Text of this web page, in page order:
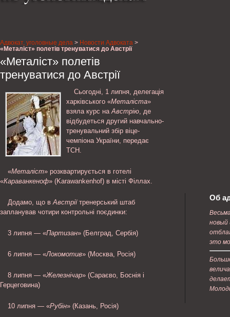
Адвокат, уголовные дела > Новости Адвоката >
«Металіст» полетів тренуватися до Австрії
«Металіст» полетів
тренуватися до Австрії
Сьогодні, 1 липня, делегація
харківського «Металіста»
взяла курс наАвстрію, де
відбудеться другий навчально-
тренувальний збір віце-
чемпіона України, передає
ТСН.
«Металіст» розквартирується в готелі
«Караванкеноф» (Karawankenhof) в місті Філлах.
Додамо, що вАвстріїтренерський штаб
запланував чотири контрольні поєдинки:
3 липня — «Партизан» (Белград, Сербія)
6 липня — «Локомотив» (Москва, Росія)
8 липня — «Железнічар» (Сараєво, Боснія і
Герцеговина)
10 липня — «Рубін» (Казань, Росія)
Об
новый
это